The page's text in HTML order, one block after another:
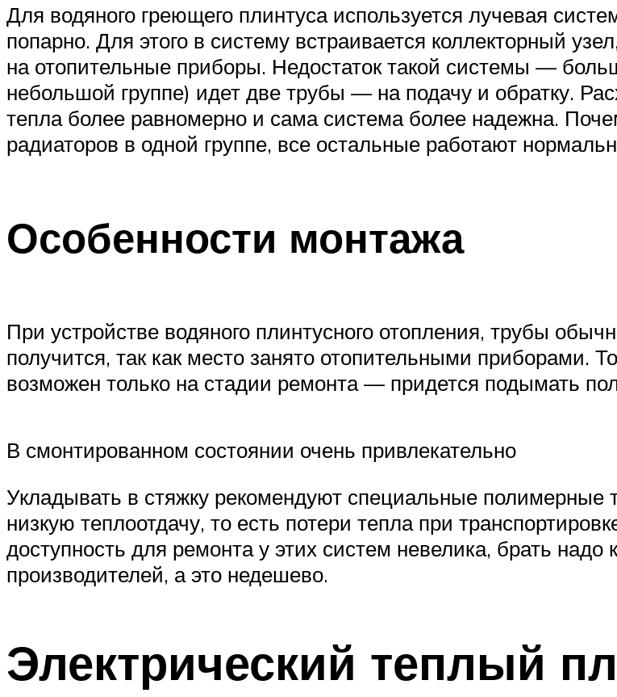
Для водяного греющего плинтуса используется лучевая
попарно. Для этого в систему встраивается коллекторный
на отопительные приборы. Недостаток такой системы —
небольшой группе) идет две трубы — на подачу и обратку.
тепла более равномерно и сама система более надежна.
радиаторов в одной группе, все остальные работают
Особенности монтажа
При устройстве водяного плинтусного отопления, трубы
получится, так как место занято отопительными приборами.
возможен только на стадии ремонта — придется подымать
В смонтированном состоянии очень привлекательно
Укладывать в стяжку рекомендуют специальные
низкую теплоотдачу, то есть потери тепла при
доступность для ремонта у этих систем невелика, брать надо
производителей, а это недешево.
Электрический теплый